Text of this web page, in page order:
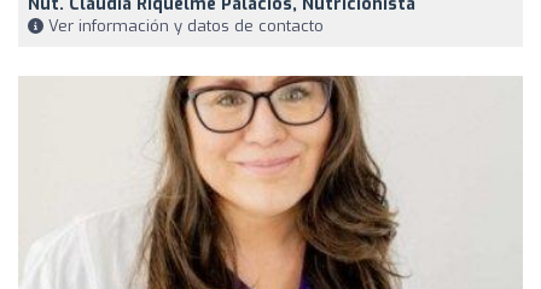
Ver información y datos de contacto